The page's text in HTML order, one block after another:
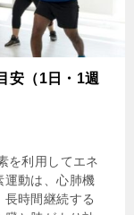
安（1日・1週
を利用してエネ
運動は、心肺機
時間継続する